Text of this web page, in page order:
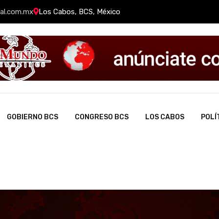
Los Cabos, BCS, México
GOBIERNO BCS CONGRESO BCS LOS CABOS